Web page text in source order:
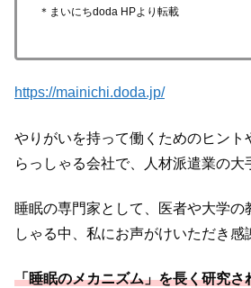
＊まいにちdoda HPより転載
https://mainichi.doda.jp/
やりがいを持って働くためのヒント
らっしゃる会社で、人材派遣業の大
睡眠の専門家として、医者や大学の
しゃる中、私にお声がけいただき感
「睡眠のメカニズム」を長く研究さ